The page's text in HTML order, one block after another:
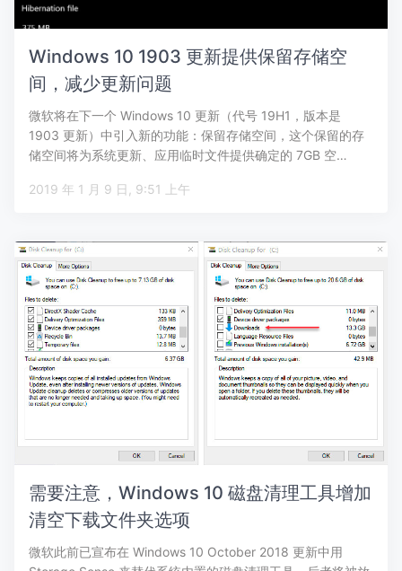
Windows 10 1903 更新提供保留存储空
间，减少更新问题
微软将在下一个 Windows 10 更新（代号 19H1，版本是
1903 更新）中引入新的功能：保留存储空间，这个保留的存
储空间将为系统更新、应用临时文件提供确定的 7GB 空…
2019 年 1 月 9 日, 9:51 上午
需要注意，Windows 10 磁盘清理工具增加
清空下载文件夹选项
微软此前已宣布在 Windows 10 October 2018 更新中用